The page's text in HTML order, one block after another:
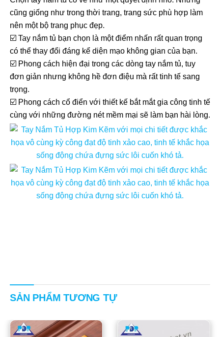
cũng giống như trong thời trang, trang sức phù hợp làm
nên một bộ trang phục đẹp.
☑️ Tay nắm tủ bạn chọn là một điểm nhấn rất quan trọng
có thể thay đổi đáng kể diện mạo không gian của bạn.
☑️ Phong cách hiện đại trong các dòng tay nắm tủ, tuy
đơn giản nhưng không hề đơn điệu mà rất tinh tế sang
trọng.
☑️ Phong cách cổ điển với thiết kế bắt mắt gia công tinh tế
cùng với những đường nét mềm mại sẽ làm bạn hài lòng.
SẢN PHẨM TƯƠNG TỰ